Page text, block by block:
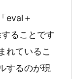
eval＋
ることです
れているこ
するのが現